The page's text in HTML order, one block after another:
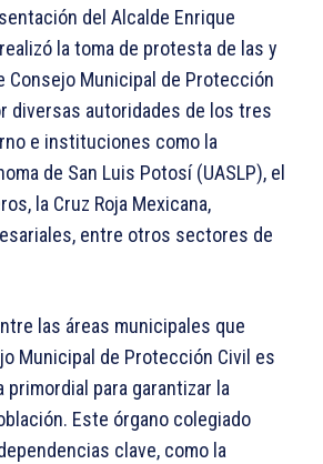
del Alcalde Enrique
la toma de protesta de las y
Consejo Municipal de Protección
diversas autoridades de los tres
e instituciones como la
de San Luis Potosí (UASLP), el
la Cruz Roja Mexicana,
entre otros sectores de
las áreas municipales que
Municipal de Protección Civil es
para garantizar la
Este órgano colegiado
clave, como la